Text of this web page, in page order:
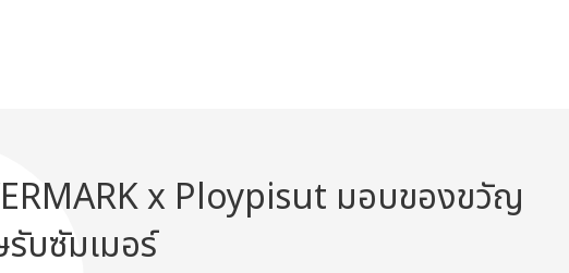
x Ploypisut มอบของขวัญ
บซัมเมอร์